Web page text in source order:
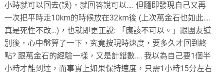
小時就可以回去(誤)，就回答說可以…. 但隨即發現自己又再
一次把平時走10km的時候放在32km後 (上次萬金石也如此….
真是死性不改…)，也就即更正說: 「應該不可以。」跟團友道
別後，心中盤算了一下，究竟按現時速度，要多久才回到終
點? 跟萬金石的經驗一樣，又是計錯數…. 我以為自己要1個半
小時才能到達，而事實上如果保持速度，只需1小時15分左右